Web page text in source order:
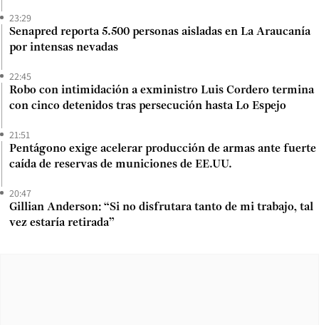
23:29
Senapred reporta 5.500 personas aisladas en La Araucanía
por intensas nevadas
22:45
Robo con intimidación a exministro Luis Cordero termina
con cinco detenidos tras persecución hasta Lo Espejo
21:51
Pentágono exige acelerar producción de armas ante fuerte
caída de reservas de municiones de EE.UU.
20:47
Gillian Anderson: “Si no disfrutara tanto de mi trabajo, tal
vez estaría retirada”